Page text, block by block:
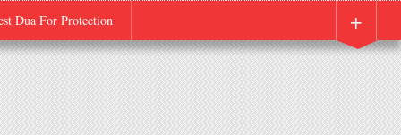
Dua For Protection +